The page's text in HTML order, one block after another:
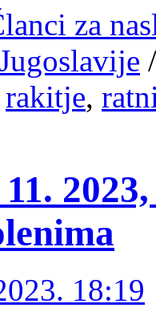
za
rakitje,
18:19